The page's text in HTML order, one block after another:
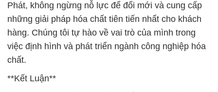
Phát, không ngừng nỗ lực để đổi mới và cung cấp
những giải pháp hóa chất tiên tiến nhất cho khách
hàng. Chúng tôi tự hào về vai trò của mình trong
việc định hình và phát triển ngành công nghiệp hóa
chất.
**Kết Luận**